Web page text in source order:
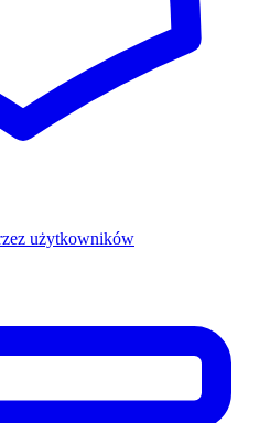
użytkowników